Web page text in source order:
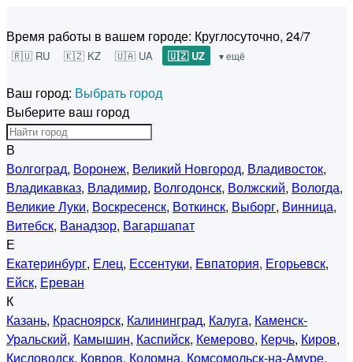
Время работы в вашем городе: Круглосуточно, 24/7
🇷🇺 RU 🇰🇿 KZ 🇺🇦 UA 🇺🇿 UZ ▾ ещё
Ваш город: Выбрать город
Выберите ваш город
В
Волгоград, Воронеж, Великий Новгород, Владивосток,
Владикавказ, Владимир, Волгодонск, Волжский, Вологда,
Великие Луки, Воскресенск, Воткинск, Выборг, Винница,
Витебск, Ванадзор, Вагаршапат
Е
Екатеринбург, Елец, Ессентуки, Евпатория, Егорьевск,
Ейск, Ереван
К
Казань, Красноярск, Калининград, Калуга, Каменск-
Уральский, Камышин, Каспийск, Кемерово, Керчь, Киров,
Кисловодск, Ковров, Коломна, Комсомольск-на-Амуре,